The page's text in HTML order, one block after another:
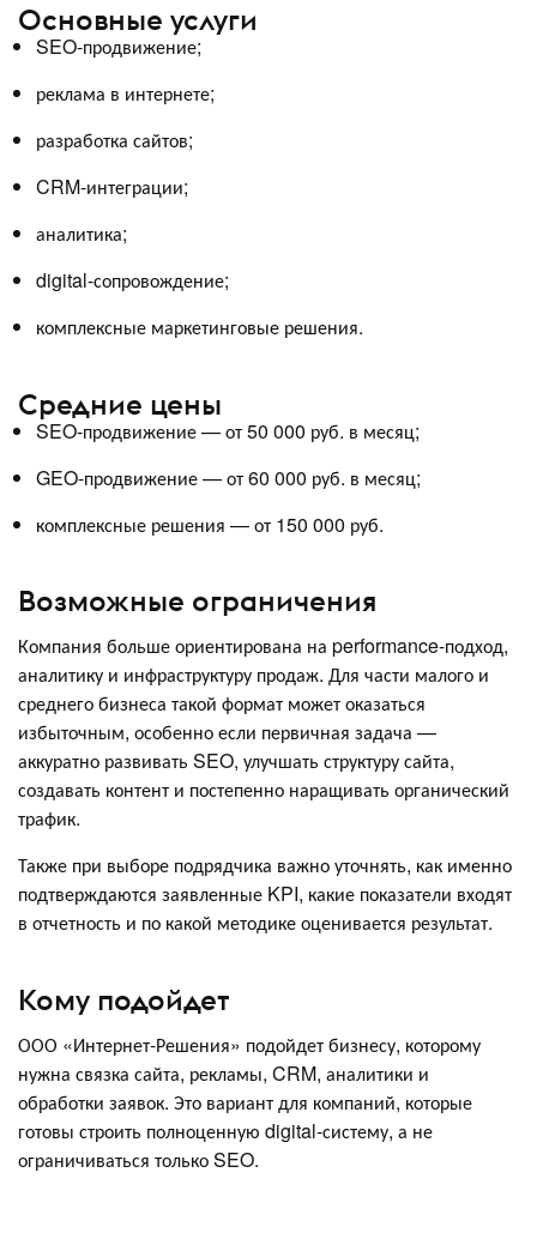
Основные услуги
SEO-продвижение;
реклама в интернете;
разработка сайтов;
CRM-интеграции;
аналитика;
digital-сопровождение;
комплексные маркетинговые решения.
Средние цены
SEO-продвижение — от 50 000 руб. в месяц;
GEO-продвижение — от 60 000 руб. в месяц;
комплексные решения — от 150 000 руб.
Возможные ограничения
Компания больше ориентирована на performance-подход,
аналитику и инфраструктуру продаж. Для части малого и
среднего бизнеса такой формат может оказаться
избыточным, особенно если первичная задача —
аккуратно развивать SEO, улучшать структуру сайта,
создавать контент и постепенно наращивать органический
трафик.
Также при выборе подрядчика важно уточнять, как именно
подтверждаются заявленные KPI, какие показатели входят
в отчетность и по какой методике оценивается результат.
Кому подойдет
ООО «Интернет-Решения» подойдет бизнесу, которому
нужна связка сайта, рекламы, CRM, аналитики и
обработки заявок. Это вариант для компаний, которые
готовы строить полноценную digital-систему, а не
ограничиваться только SEO.